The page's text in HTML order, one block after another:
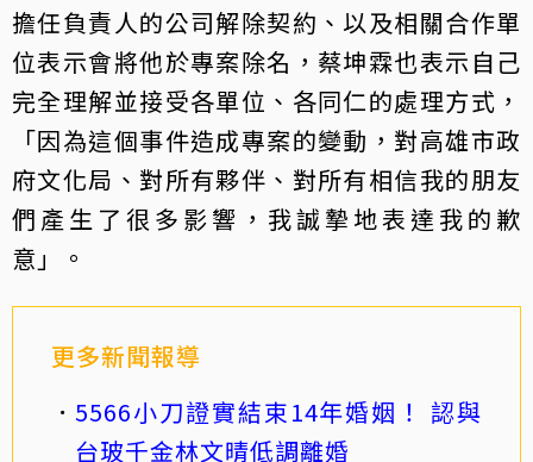
擔任負責人的公司解除契約、以及相關合作單
位表示會將他於專案除名，蔡坤霖也表示自己
完全理解並接受各單位、各同仁的處理方式，
「因為這個事件造成專案的變動，對高雄市政
府文化局、對所有夥伴、對所有相信我的朋友
們產生了很多影響，我誠摯地表達我的歉
意」。
更多新聞報導
5566小刀證實結束14年婚姻！ 認與
台玻千金林文晴低調離婚